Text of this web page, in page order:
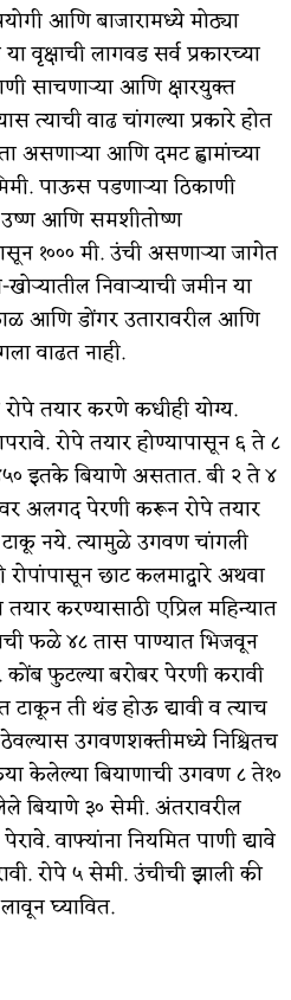
आणि बाजारामध्ये मोठ्या
वृक्षाची लागवड सर्व प्रकारच्या
साचणाऱ्या आणि क्षारयुक्त
त्याची वाढ चांगल्या प्रकारे होत
असणाऱ्या आणि दमट ह्वामांच्या
पाऊस पडणाऱ्या ठिकाणी
आणि समशीतोष्ण
१००० मी. उंची असणाऱ्या जागेत
निवाऱ्याची जमीन या
आणि डोंगर उतारावरील आणि
वाढत नाही.
तयार करणे कधीही योग्य.
रोपे तयार होण्यापासून ६ ते ८
इतके बियाणे असतात. बी २ ते ४
अलगद पेरणी करून रोपे तयार
टाकू नये. त्यामुळे उगवण चांगली
रोपांपासून छाट कलमाद्वारे अथवा
करण्यासाठी एप्रिल महिन्यात
फळे ४८ तास पाण्यात भिजवून
फुटल्या बरोबर पेरणी करावी
ती थंड होऊ द्यावी व त्याच
उगवणशक्तीमध्ये निश्चितच
केलेल्या बियाणाची उगवण ८ ते१०
बियाणे ३० सेमी. अंतरावरील
वाफ्यांना नियमित पाणी द्यावे
रोपे ५ सेमी. उंचीची झाली की
घ्यावित.